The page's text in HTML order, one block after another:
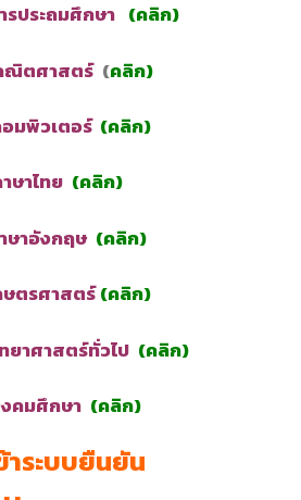
รประถมศึกษา (คลิก)
ณิตศาสตร์ (คลิก)
อมพิวเตอร์ (คลิก)
ษาไทย (คลิก)
ษาอังกฤษ (คลิก)
ษตรศาสตร์(คลิก)
ยาศาสตร์ทั่วไป (คลิก)
คมศึกษา (คลิก)
าระบบยืนยัน